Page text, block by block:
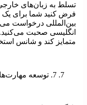
تسلط به زبان‌های
فرض کنید شما برای
بین‌المللی درخواست
انگلیسی صحبت می‌کنید.
متمایز کند و شانس
7. توسعه مهارت‌های شناختی